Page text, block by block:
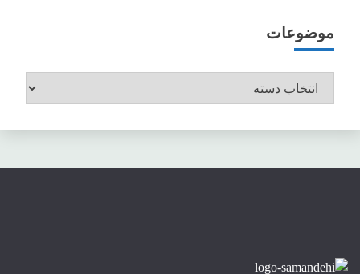
موضوعات
موضوعات